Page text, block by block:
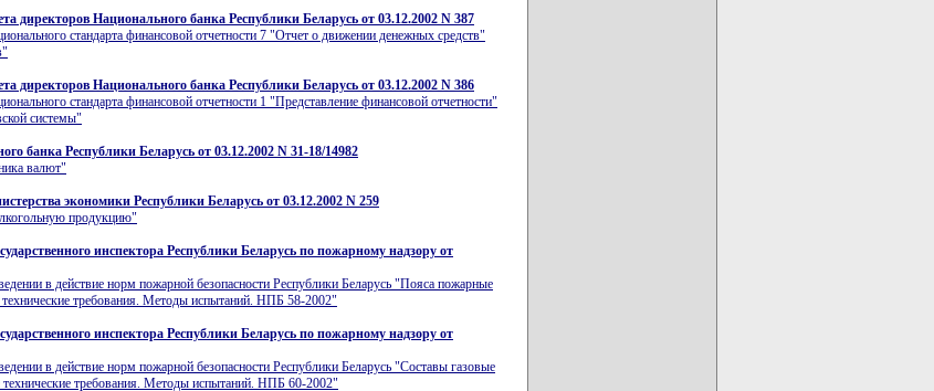
директоров Национального банка Республики Беларусь от 03.12.2002 N 387
стандарта финансовой отчетности 7 "Отчет о движении денежных средств"
директоров Национального банка Республики Беларусь от 03.12.2002 N 386
стандарта финансовой отчетности 1 "Представление финансовой отчетности"
системы"
банка Республики Беларусь от 03.12.2002 N 31-18/14982
валют"
экономики Республики Беларусь от 03.12.2002 N 259
продукцию"
инспектора Республики Беларусь по пожарному надзору от
в действие норм пожарной безопасности Республики Беларусь "Пояса пожарные
требования. Методы испытаний. НПБ 58-2002"
инспектора Республики Беларусь по пожарному надзору от
в действие норм пожарной безопасности Республики Беларусь "Составы газовые
требования. Методы испытаний. НПБ 60-2002"